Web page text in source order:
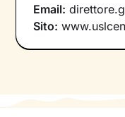
Email:
Sito: